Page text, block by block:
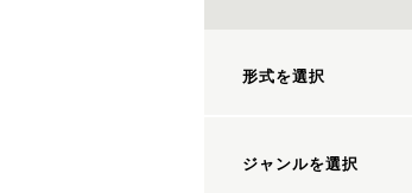
形式を選択
ジャンルを選択